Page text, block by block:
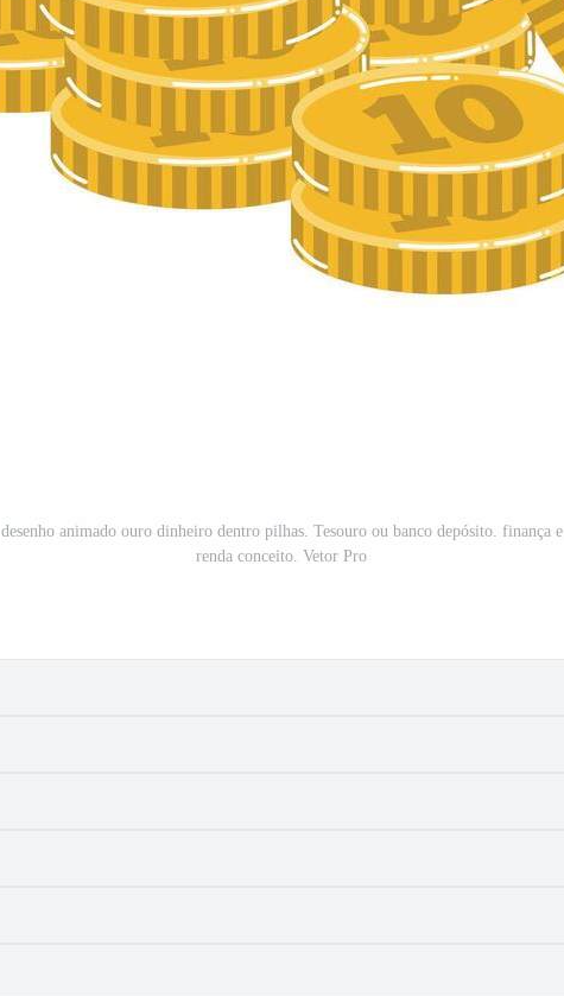
desenho animado ouro dinheiro dentro pilhas. Tesouro ou banco depósito. finança e
renda conceito. Vetor Pro